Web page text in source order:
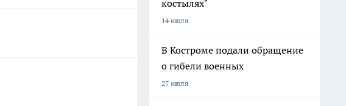
костылях"
14 июля
В Костроме подали обращение
о гибели военных
27 июля